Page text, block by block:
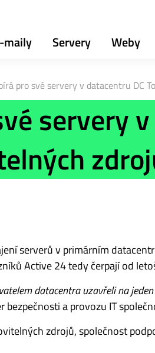
maily Servery Weby
pro své servery v datacentru DC
servery
serverů v primárním
Active 24 tedy čerpají od
datacentra uzavřeli na
bezpečnosti a provozu IT
zdrojů, společnost